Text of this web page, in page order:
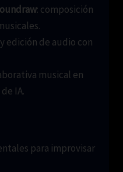
: composición
edición de audio con
musical en
IA.
para improvisar